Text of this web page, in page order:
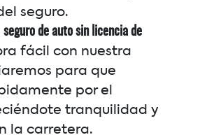
seguro.
seguro de auto sin licencia de
fácil con nuestra
para que
por el
tranquilidad y
la carretera.